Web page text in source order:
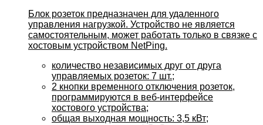
Блок розеток предназначен для удаленного
управления нагрузкой. Устройство не является
самостоятельным, может работать только в связке с
хостовым устройством NetPing.
количество независимых друг от друга
управляемых розеток: 7 шт.;
2 кнопки временного отключения розеток,
программируются в веб-интерфейсе
хостового устройства;
общая выходная мощность: 3,5 кВт;